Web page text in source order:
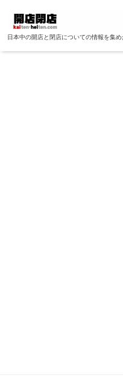
日本中の開店と閉店についての情報を集め